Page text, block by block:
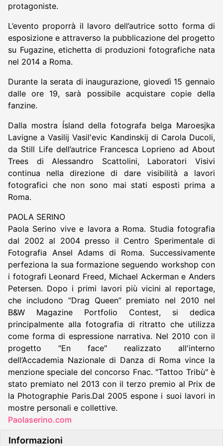
protagoniste.
L’evento proporrà il lavoro dell’autrice sotto forma di
esposizione e attraverso la pubblicazione del progetto
su Fugazine, etichetta di produzioni fotografiche nata
nel 2014 a Roma.
Durante la serata di inaugurazione, giovedì 15 gennaio
dalle ore 19, sarà possibile acquistare copie della
fanzine.
Dalla mostra Ísland della fotografa belga Maroesjka
Lavigne a Vasilij Vasil'evic Kandinskij di Carola Ducoli,
da Still Life dell’autrice Francesca Loprieno ad About
Trees di Alessandro Scattolini, Laboratori Visivi
continua nella direzione di dare visibilità a lavori
fotografici che non sono mai stati esposti prima a
Roma.
PAOLA SERINO
Paola Serino vive e lavora a Roma. Studia fotografia
dal 2002 al 2004 presso il Centro Sperimentale di
Fotografia Ansel Adams di Roma. Successivamente
perfeziona la sua formazione seguendo workshop con
i fotografi Leonard Freed, Michael Ackerman e Anders
Petersen. Dopo i primi lavori più vicini al reportage,
che includono “Drag Queen” premiato nel 2010 nel
B&W Magazine Portfolio Contest, si dedica
principalmente alla fotografia di ritratto che utilizza
come forma di espressione narrativa. Nel 2010 con il
progetto "En face" realizzato all'interno
dell’Accademia Nazionale di Danza di Roma vince la
menzione speciale del concorso Fnac. "Tattoo Tribù" è
stato premiato nel 2013 con il terzo premio al Prix de
la Photographie Paris.Dal 2005 espone i suoi lavori in
mostre personali e collettive.
Paolaserino.com
Informazioni